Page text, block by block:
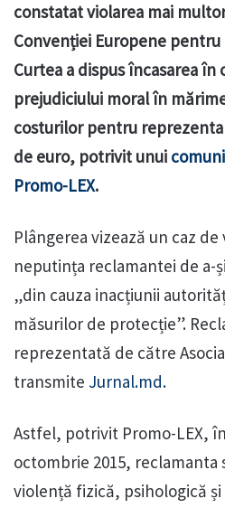
constatat violarea mai
Convenției Europene
Curtea a dispus încasarea
prejudiciului moral în
costurilor pentru
de euro, potrivit unui
Promo-LEX.
Plângerea vizează un caz
neputința reclamantei de a-
„din cauza inacțiunii
măsurilor de protecție”.
reprezentată de către
transmite Jurnal.md.
Astfel, potrivit Promo-LEX,
octombrie 2015, reclamanta
violență fizică, psihologică